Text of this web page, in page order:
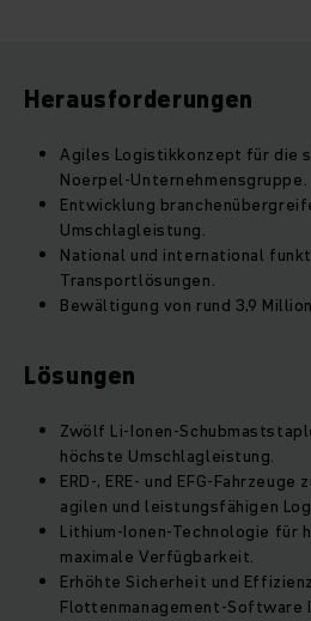
Herausforderungen
Agiles Logistikkonzept für die
Noerpel-Unternehmensgruppe.
Entwicklung
Umschlagleistung.
National und international
Transportlösungen.
Bewältigung von rund 3,9
Lösungen
Zwölf Li-Ionen-
höchste Umschlagleistung.
ERD-, ERE- und EFG-
agilen und leistungsfähigen
Lithium-Ionen-Technologie für
maximale Verfügbarkeit.
Erhöhte Sicherheit und
Flottenmanagement-Software